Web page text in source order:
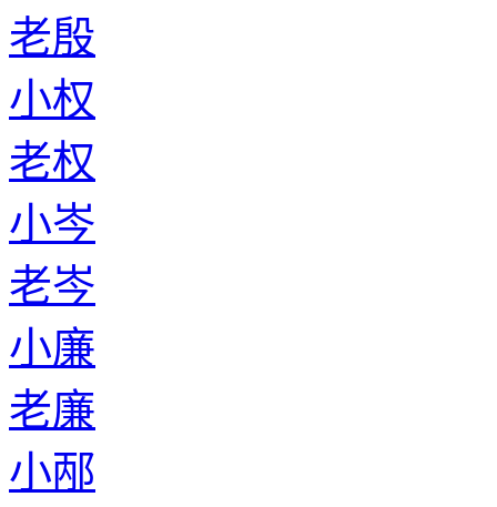
老殷
小权
老权
小岑
老岑
小廉
老廉
小邴